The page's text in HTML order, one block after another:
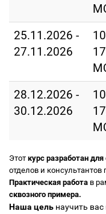
25.11.2026 -
27.11.2026
28.12.2026 -
30.12.2026
Этот курс разработан для
отделов и консультантов
Практическая работа в
сквозного примера.
Наша цель научить